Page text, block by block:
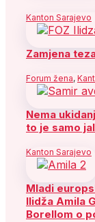
Kanton Sarajevo
Zamjena
Forum žena,
Nema
to je samo
Kanton Sarajevo
Mladi
Ilidža Amila
Borellom o